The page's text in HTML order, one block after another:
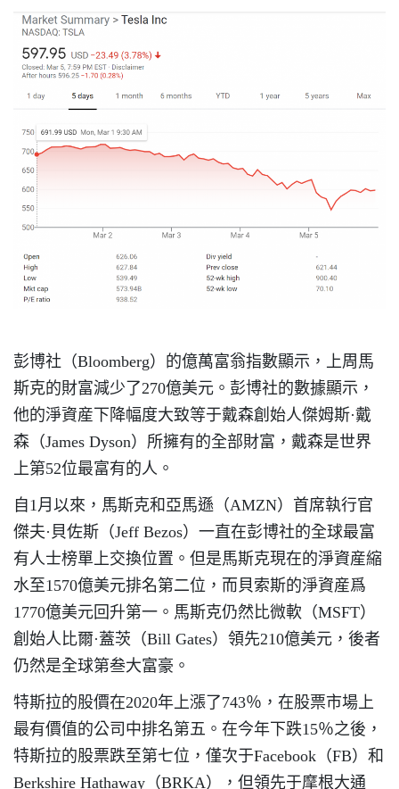
彭博社（Bloomberg）的億萬富翁指數顯示，上周馬
斯克的財富減少了270億美元。彭博社的數據顯示，
他的淨資産下降幅度大致等于戴森創始人傑姆斯·戴
森（James Dyson）所擁有的全部財富，戴森是世界
上第52位最富有的人。
自1月以來，馬斯克和亞馬遜（AMZN）首席執行官
傑夫·貝佐斯（Jeff Bezos）一直在彭博社的全球最富
有人士榜單上交換位置。但是馬斯克現在的淨資産縮
水至1570億美元排名第二位，而貝索斯的淨資産爲
1770億美元回升第一。馬斯克仍然比微軟（MSFT）
創始人比爾·蓋茨（Bill Gates）領先210億美元，後者
仍然是全球第叁大富豪。
特斯拉的股價在2020年上漲了743％，在股票市場上
最有價值的公司中排名第五。在今年下跌15％之後，
特斯拉的股票跌至第七位，僅次于Facebook（FB）和
Berkshire Hathaway（BRKA），但領先于摩根大通